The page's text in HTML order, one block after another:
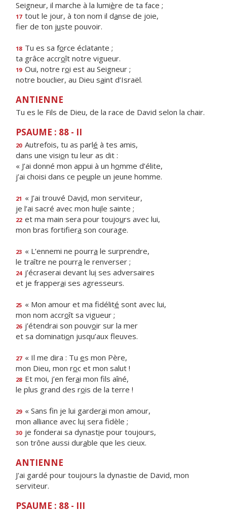
Seigneur, il marche à la lumière de ta face ;
17 tout le jour, à ton nom il danse de joie,
fier de ton juste pouvoir.
18 Tu es sa force éclatante ;
ta grâce accroît notre vigueur.
19 Oui, notre roi est au Seigneur ;
notre bouclier, au Dieu saint d’Israël.
ANTIENNE
Tu es le Fils de Dieu, de la race de David selon la chair.
PSAUME : 88 - II
20 Autrefois, tu as parlé à tes amis,
dans une vision tu leur as dit :
« J’ai donné mon appui à un homme d’élite,
j’ai choisi dans ce peuple un jeune homme.
21 « J’ai trouvé David, mon serviteur,
je l’ai sacré avec mon huile sainte ;
22 et ma main sera pour toujours avec lui,
mon bras fortifiera son courage.
23 « L’ennemi ne pourra le surprendre,
le traître ne pourra le renverser ;
24 j’écraserai devant lui ses adversaires
et je frapperai ses agresseurs.
25 « Mon amour et ma fidélité sont avec lui,
mon nom accroît sa vigueur ;
26 j’étendrai son pouvoir sur la mer
et sa domination jusqu’aux fleuves.
27 « Il me dira : Tu es mon Père,
mon Dieu, mon roc et mon salut !
28 Et moi, j’en ferai mon fils aîné,
le plus grand des rois de la terre !
29 « Sans fin je lui garderai mon amour,
mon alliance avec lui sera fidèle ;
30 je fonderai sa dynastie pour toujours,
son trône aussi durable que les cieux.
ANTIENNE
J'ai gardé pour toujours la dynastie de David, mon
serviteur.
PSAUME : 88 - III